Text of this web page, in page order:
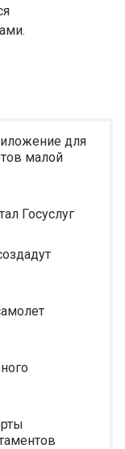
для
малой
Госуслуг